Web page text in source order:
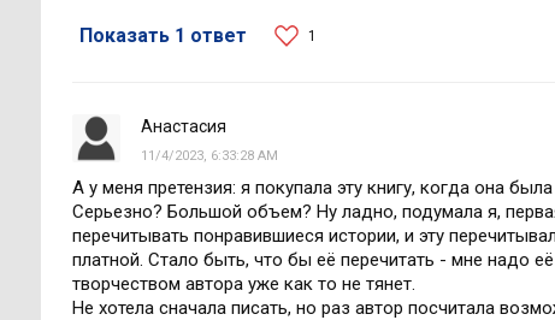
Показать 1 ответ 1
Анастасия
11/4/2023, 6:33:28 AM
А у меня претензия: я покупала эту книгу, когда она
Серьезно? Большой объем? Ну ладно, подумала я,
перечитывать понравившиеся истории, и эту
платной. Стало быть, что бы её перечитать - мне надо
творчеством автора уже как то не тянет.
Не хотела сначала писать, но раз автор посчитала